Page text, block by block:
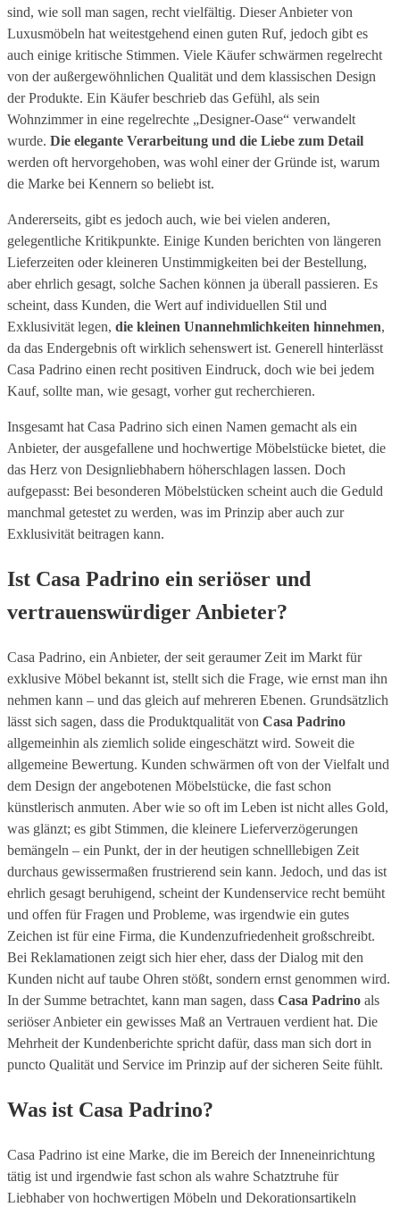
sind, wie soll man sagen, recht vielfältig. Dieser Anbieter von
Luxusmöbeln hat weitestgehend einen guten Ruf, jedoch gibt es
auch einige kritische Stimmen. Viele Käufer schwärmen regelrecht
von der außergewöhnlichen Qualität und dem klassischen Design
der Produkte. Ein Käufer beschrieb das Gefühl, als sein
Wohnzimmer in eine regelrechte „Designer-Oase“ verwandelt
wurde. Die elegante Verarbeitung und die Liebe zum Detail
werden oft hervorgehoben, was wohl einer der Gründe ist, warum
die Marke bei Kennern so beliebt ist.
Andererseits, gibt es jedoch auch, wie bei vielen anderen,
gelegentliche Kritikpunkte. Einige Kunden berichten von längeren
Lieferzeiten oder kleineren Unstimmigkeiten bei der Bestellung,
aber ehrlich gesagt, solche Sachen können ja überall passieren. Es
scheint, dass Kunden, die Wert auf individuellen Stil und
Exklusivität legen, die kleinen Unannehmlichkeiten hinnehmen,
da das Endergebnis oft wirklich sehenswert ist. Generell hinterlässt
Casa Padrino einen recht positiven Eindruck, doch wie bei jedem
Kauf, sollte man, wie gesagt, vorher gut recherchieren.
Insgesamt hat Casa Padrino sich einen Namen gemacht als ein
Anbieter, der ausgefallene und hochwertige Möbelstücke bietet, die
das Herz von Designliebhabern höherschlagen lassen. Doch
aufgepasst: Bei besonderen Möbelstücken scheint auch die Geduld
manchmal getestet zu werden, was im Prinzip aber auch zur
Exklusivität beitragen kann.
Ist Casa Padrino ein seriöser und
vertrauenswürdiger Anbieter?
Casa Padrino, ein Anbieter, der seit geraumer Zeit im Markt für
exklusive Möbel bekannt ist, stellt sich die Frage, wie ernst man ihn
nehmen kann – und das gleich auf mehreren Ebenen. Grundsätzlich
lässt sich sagen, dass die Produktqualität von Casa Padrino
allgemeinhin als ziemlich solide eingeschätzt wird. Soweit die
allgemeine Bewertung. Kunden schwärmen oft von der Vielfalt und
dem Design der angebotenen Möbelstücke, die fast schon
künstlerisch anmuten. Aber wie so oft im Leben ist nicht alles Gold,
was glänzt; es gibt Stimmen, die kleinere Lieferverzögerungen
bemängeln – ein Punkt, der in der heutigen schnelllebigen Zeit
durchaus gewissermaßen frustrierend sein kann. Jedoch, und das ist
ehrlich gesagt beruhigend, scheint der Kundenservice recht bemüht
und offen für Fragen und Probleme, was irgendwie ein gutes
Zeichen ist für eine Firma, die Kundenzufriedenheit großschreibt.
Bei Reklamationen zeigt sich hier eher, dass der Dialog mit den
Kunden nicht auf taube Ohren stößt, sondern ernst genommen wird.
In der Summe betrachtet, kann man sagen, dass Casa Padrino als
seriöser Anbieter ein gewisses Maß an Vertrauen verdient hat. Die
Mehrheit der Kundenberichte spricht dafür, dass man sich dort in
puncto Qualität und Service im Prinzip auf der sicheren Seite fühlt.
Was ist Casa Padrino?
Casa Padrino ist eine Marke, die im Bereich der Inneneinrichtung
tätig ist und irgendwie fast schon als wahre Schatztruhe für
Liebhaber von hochwertigen Möbeln und Dekorationsartikeln